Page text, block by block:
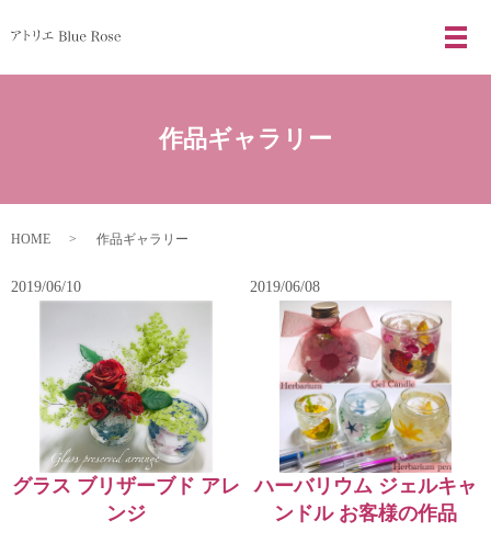
メ
作品ギャラリー
HOME 作品ギャラリー
2019/06/10
グラス ブリザーブド アレ
ンジ
2019/06/08
ハーバリウム ジェルキャ
ンドル お客様の作品